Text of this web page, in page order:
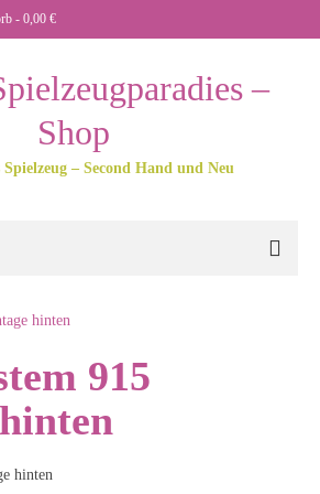
- 0,00 €
Spielzeug – Second Hand und Neu
915
hinten